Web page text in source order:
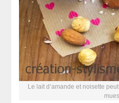
Le lait d’amande et noisette